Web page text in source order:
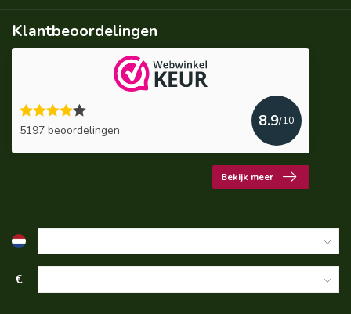
Klantbeoordelingen
5197 beoordelingen
8.9/10
Bekijk meer
€